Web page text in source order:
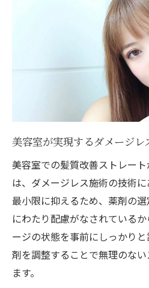
美容室が実現するダメージレ
美容室での髪質改善ストレー
は、ダメージレス施術の技術
最小限に抑えるため、薬剤の
にわたり配慮がなされている
ージの状態を事前にしっかり
剤を調整することで無理のな
ます。